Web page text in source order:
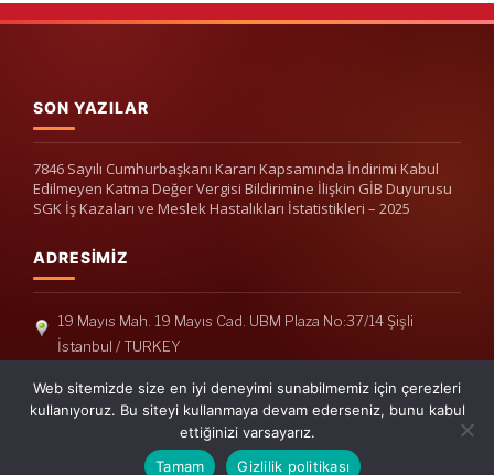
SON YAZILAR
7846 Sayılı Cumhurbaşkanı Kararı Kapsamında İndirimi Kabul
Edilmeyen Katma Değer Vergisi Bildirimine İlişkin GİB Duyurusu
SGK İş Kazaları ve Meslek Hastalıkları İstatistikleri – 2025
ADRESIMIZ
19 Mayıs Mah. 19 Mayıs Cad. UBM Plaza No:37/14 Şişli
İstanbul / TURKEY
Telefon: +90(212) 240 33 39
Telefon: +90(212) 248 19 36
info@erisymm.com
Web sitemizde size en iyi deneyimi sunabilmemiz için çerezleri
kullanıyoruz. Bu siteyi kullanmaya devam ederseniz, bunu kabul
ettiğinizi varsayarız.
Tamam
Gizlilik politikası